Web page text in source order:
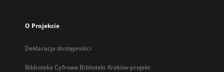
O Projekcie
Deklaracja dostępności
Biblioteka Cyfrowa Biblioteki Kraków-projekt